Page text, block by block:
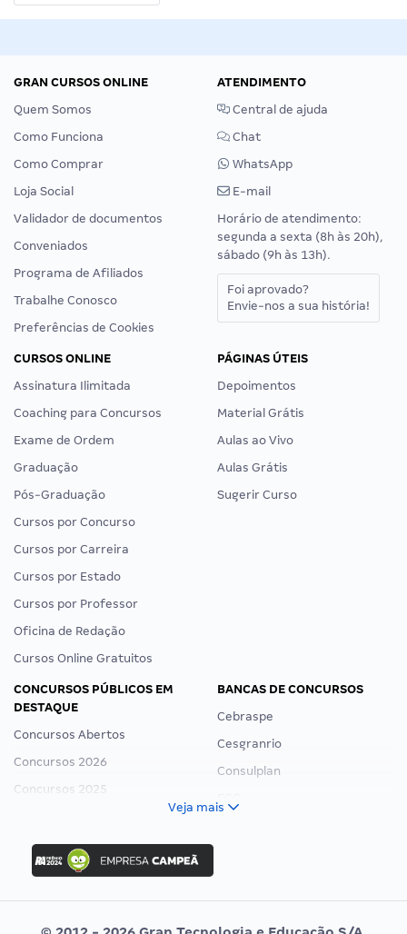
GRAN CURSOS ONLINE
Quem Somos
Como Funciona
Como Comprar
Loja Social
Validador de documentos
Conveniados
Programa de Afiliados
Trabalhe Conosco
Preferências de Cookies
ATENDIMENTO
Central de ajuda
Chat
WhatsApp
E-mail
Horário de atendimento:
segunda a sexta (8h às 20h),
sábado (9h às 13h).
Foi aprovado?
Envie-nos a sua história!
CURSOS ONLINE
Assinatura Ilimitada
Coaching para Concursos
Exame de Ordem
Graduação
Pós-Graduação
Cursos por Concurso
Cursos por Carreira
Cursos por Estado
Cursos por Professor
Oficina de Redação
Cursos Online Gratuitos
PÁGINAS ÚTEIS
Depoimentos
Material Grátis
Aulas ao Vivo
Aulas Grátis
Sugerir Curso
CONCURSOS PÚBLICOS EM
DESTAQUE
Concursos Abertos
Concursos 2026
Concursos 2025
Concurso Ibama
Concurso MPU
Editais publicados
BANCAS DE CONCURSOS
Cebraspe
Cesgranrio
Consulplan
Veja mais